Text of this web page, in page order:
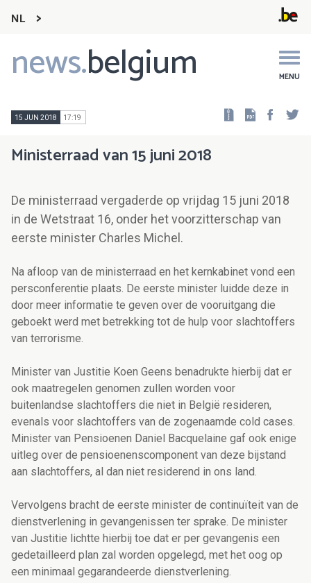
NL
news.belgium MENU
Main
navigation
15 JUN 2018 17:19
Ministerraad van 15 juni 2018
De ministerraad vergaderde op vrijdag 15 juni 2018
in de Wetstraat 16, onder het voorzitterschap van
eerste minister Charles Michel.
Na afloop van de ministerraad en het kernkabinet vond een
persconferentie plaats. De eerste minister luidde deze in
door meer informatie te geven over de vooruitgang die
geboekt werd met betrekking tot de hulp voor slachtoffers
van terrorisme.
Minister van Justitie Koen Geens benadrukte hierbij dat er
ook maatregelen genomen zullen worden voor
buitenlandse slachtoffers die niet in België resideren,
evenals voor slachtoffers van de zogenaamde cold cases.
Minister van Pensioenen Daniel Bacquelaine gaf ook enige
uitleg over de pensioenenscomponent van deze bijstand
aan slachtoffers, al dan niet residerend in ons land.
Vervolgens bracht de eerste minister de continuïteit van de
dienstverlening in gevangenissen ter sprake. De minister
van Justitie lichtte hierbij toe dat er per gevangenis een
gedetailleerd plan zal worden opgelegd, met het oog op
een minimaal gegarandeerde dienstverlening.